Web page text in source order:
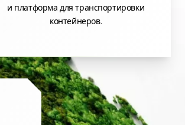
и платформа для транспортировки
контейнеров.